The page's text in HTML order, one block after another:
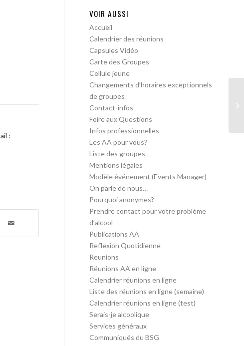
:
VOIR AUSSI
Accueil
Calendrier des réunions
Capsules Vidéo
Carte des Groupes
Cellule jeune
Changements d’horaires exceptionnels
de groupes
Contact-infos
Foire aux Questions
Infos professionnelles
Les AA pour vous?
Liste des groupes
Mentions légales
Modèle événement (Events Manager)
On parle de nous…
Pourquoi anonymes?
Prendre contact pour votre problème
d’alcool
Publications AA
Reflexion Quotidienne
Reunions
Réunions AA en ligne
Calendrier réunions en ligne
Liste des réunions en ligne (semaine)
Calendrier réunions en ligne (test)
Serais-je alcoolique
Services généraux
Communiqués du BSG